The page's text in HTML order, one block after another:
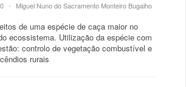
• Miguel Nuno do Sacramento Monteiro Bugalho
de uma espécie de caça maior no
ecossistema. Utilização da espécie com
controlo de vegetação combustível e
rurais